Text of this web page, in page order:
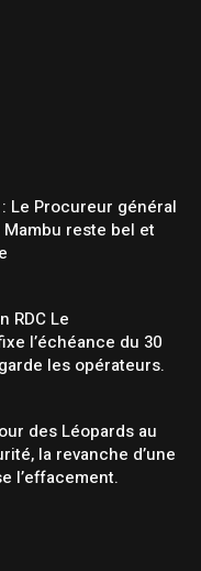
: Le Procureur général
Mambu reste bel et
RDC Le
l’échéance du 30
les opérateurs.
des Léopards au
la revanche d’une
l’effacement.